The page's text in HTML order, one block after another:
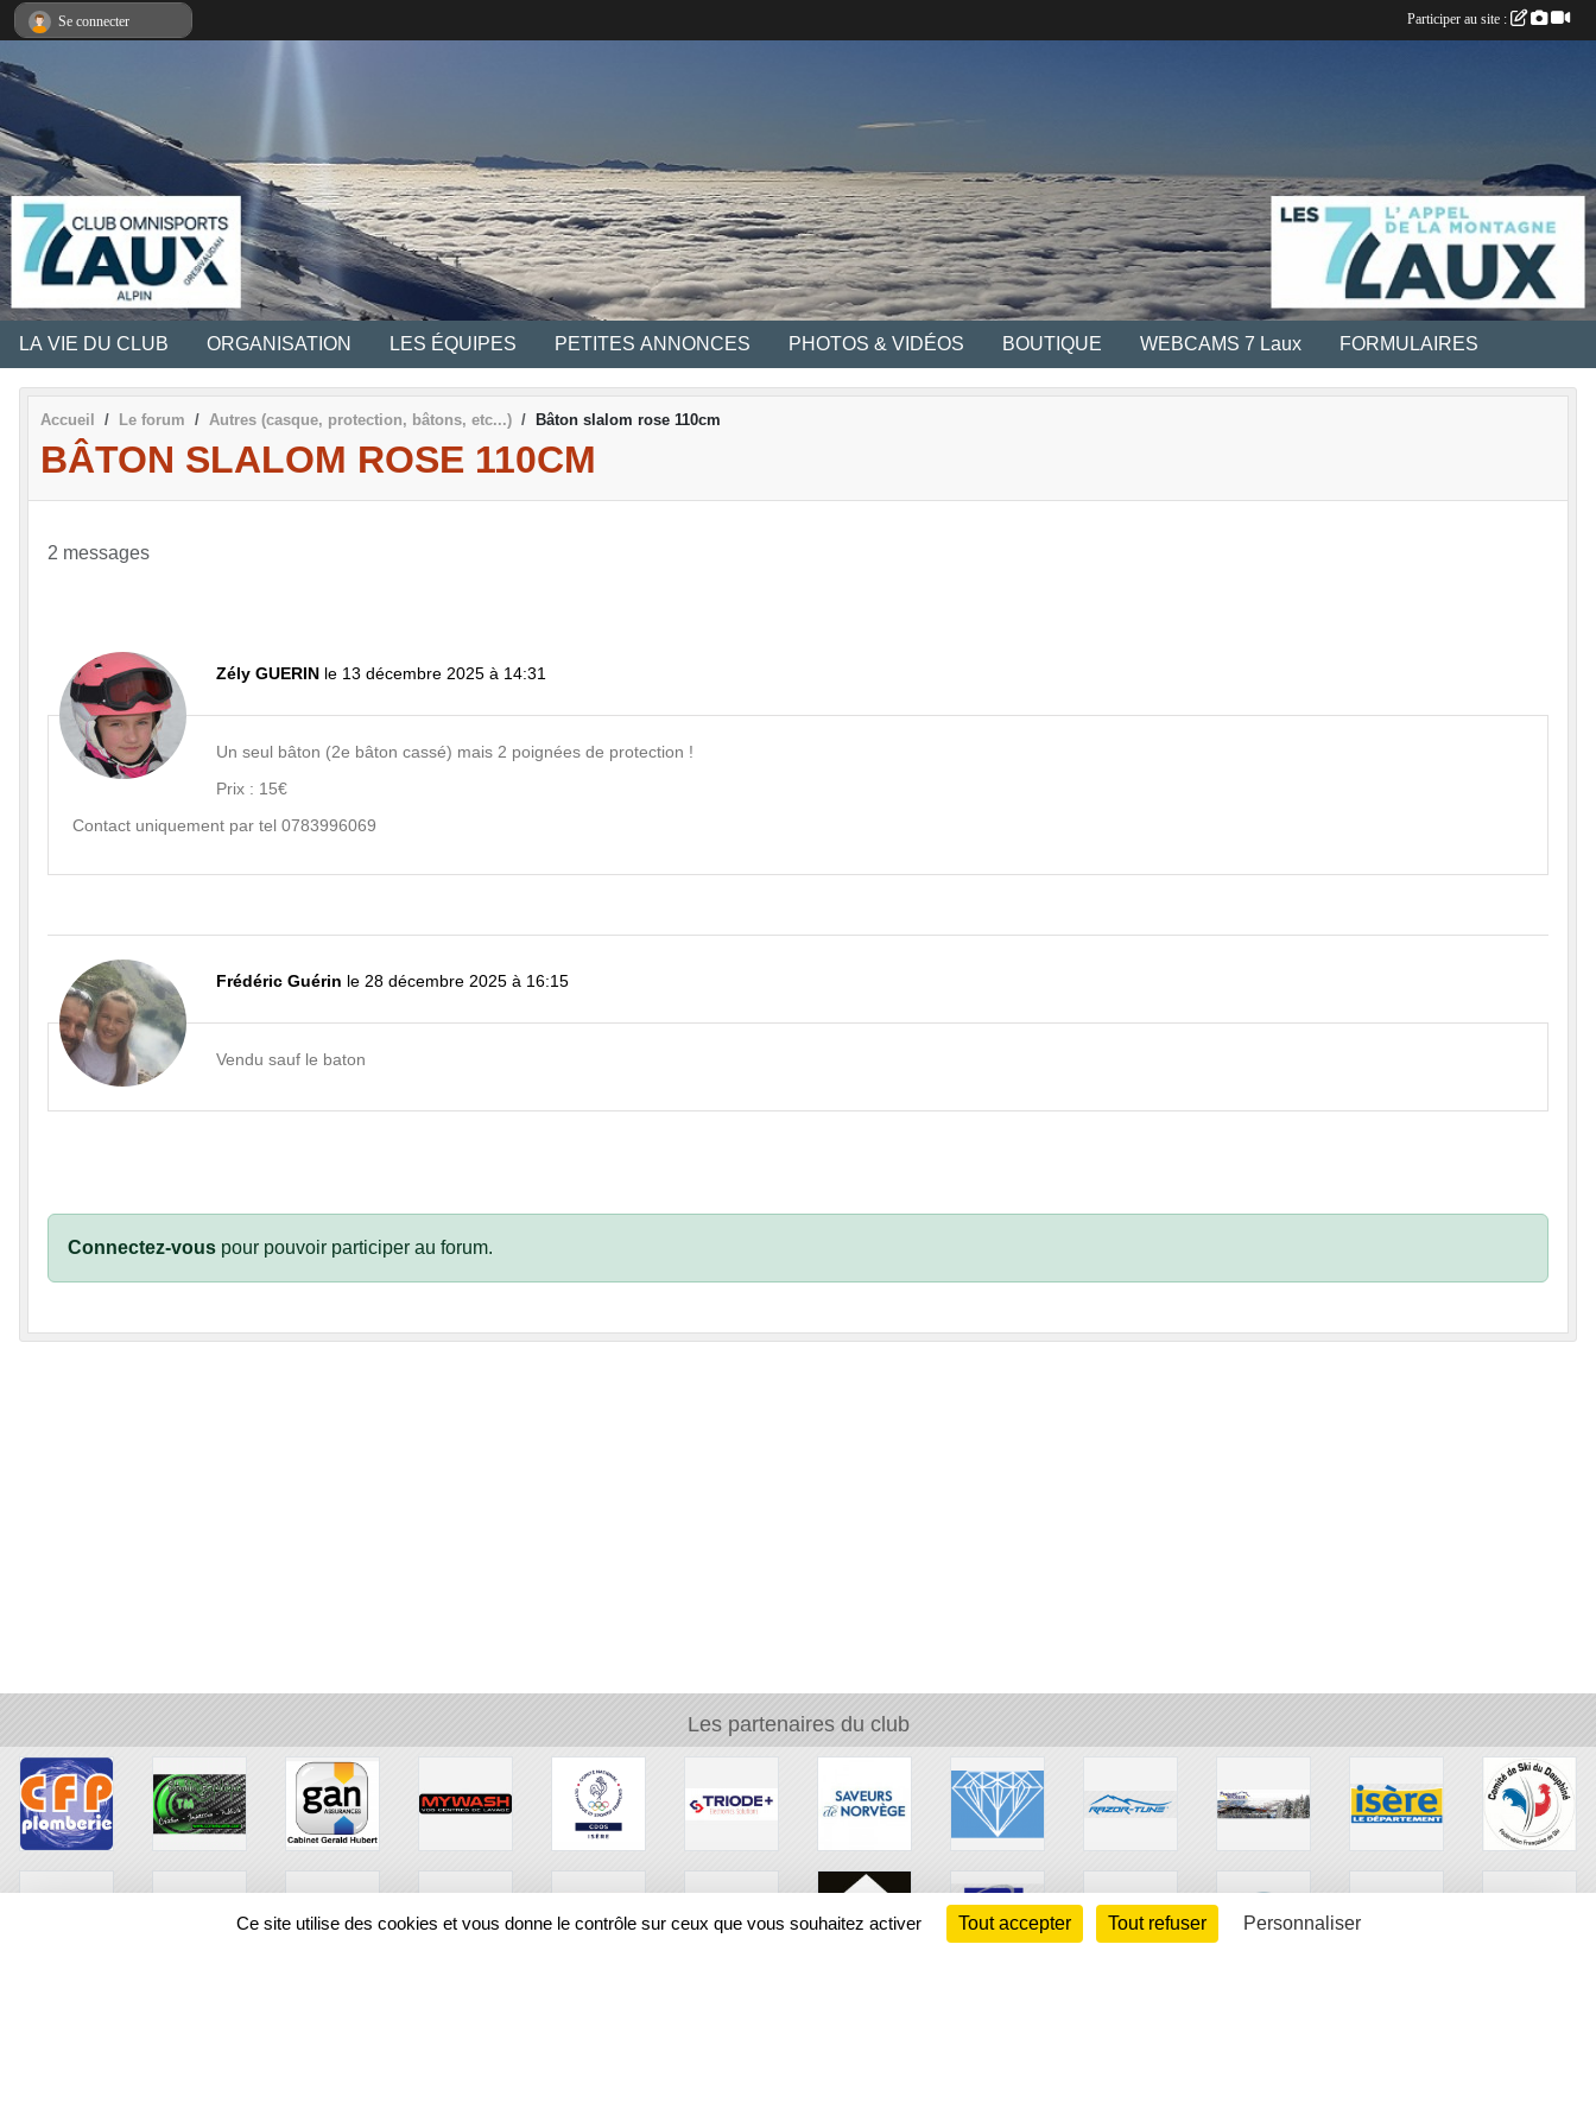
LA VIE DU CLUB ORGANISATION LES ÉQUIPES PETITES ANNONCES PHOTOS & VIDÉOS BOUTIQUE WEBCAMS 7 Laux FORMULAIRES
Accueil Le forum Autres (casque, protection, bâtons, etc...) Bâton slalom rose 110cm
BÂTON SLALOM ROSE 110CM
2 messages
Zély GUERIN le 13 décembre 2025 à 14:31
Un seul bâton (2e bâton cassé) mais 2 poignées de protection !
Prix : 15€
Contact uniquement par tel 0783996069
Frédéric Guérin le 28 décembre 2025 à 16:15
Vendu sauf le baton
Connectez-vous pour pouvoir participer au forum.
Les partenaires du club
Se connecter Participer au site :
Panneau de gestion des cookies
Ce site utilise des cookies et vous donne le contrôle sur ceux que vous souhaitez activer Tout accepter Tout refuser Personnaliser